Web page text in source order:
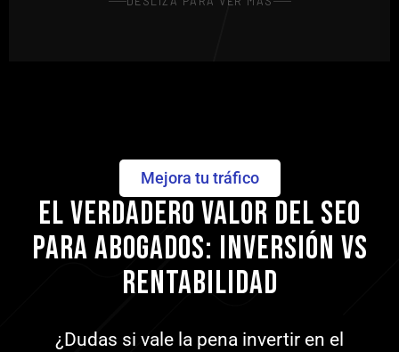
Mejora tu tráfico
El verdadero valor del SEO
para Abogados: Inversión vs
Rentabilidad
¿Dudas si vale la pena invertir en el